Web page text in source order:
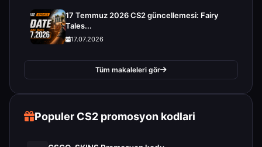
17 Temmuz 2026 CS2 güncellemesi: Fairy
Tales...
17.07.2026
Tüm makaleleri gör
Populer CS2 promosyon kodlari